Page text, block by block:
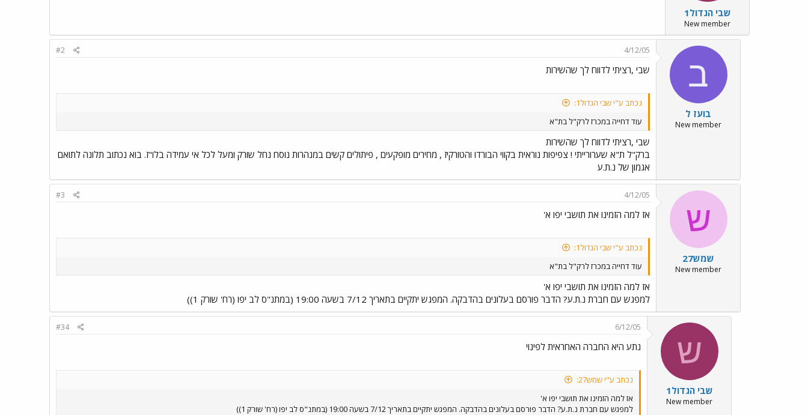
שבי הגדול1
New member
ב
בועז ל
New member
4/12/05
#2
שבי ,רציתי לדווח לך שהשירות
נכתב ע"י שבי הגדול1:
עוד דחייה במכרז לרק"ל בת"א
שבי ,רציתי לדווח לך שהשירות
ברק"ל ת"א שערורייתי ! צפיפות נוראית בקווי הבורדו והטורקיז , מחירים מופקעים , פיתולים קשים במנהרות נוסח נחל שורק ומעל לכל אי עמידה בלו"ז. בוא נכתוב תלונה לתואם
אגמון של נ.ת.ע
ש
שמש27
New member
4/12/05
#3
אז למה הזמינו את תושבי יפו א'
נכתב ע"י שבי הגדול1:
עוד דחייה במכרז לרק"ל בת"א
אז למה הזמינו את תושבי יפו א'
למפגש עם חברת נ.ת.ע? הדבר פורסם בעלונים בהדבקה. המפגש יתקיים בתאריך 7/12 בשעה 19:00 (במתנ"ס לב יפו (רח' שורק 1))
ש
שבי הגדול1
New member
6/12/05
#34
נתע היא החברה האחראית לפינוי
נכתב ע"י שמש27:
אז למה הזמינו את תושבי יפו א'
למפגש עם חברת נ.ת.ע? הדבר פורסם בעלונים בהדבקה. המפגש יתקיים בתאריך 7/12 בשעה 19:00 (במתנ"ס לב יפו (רח' שורק 1))